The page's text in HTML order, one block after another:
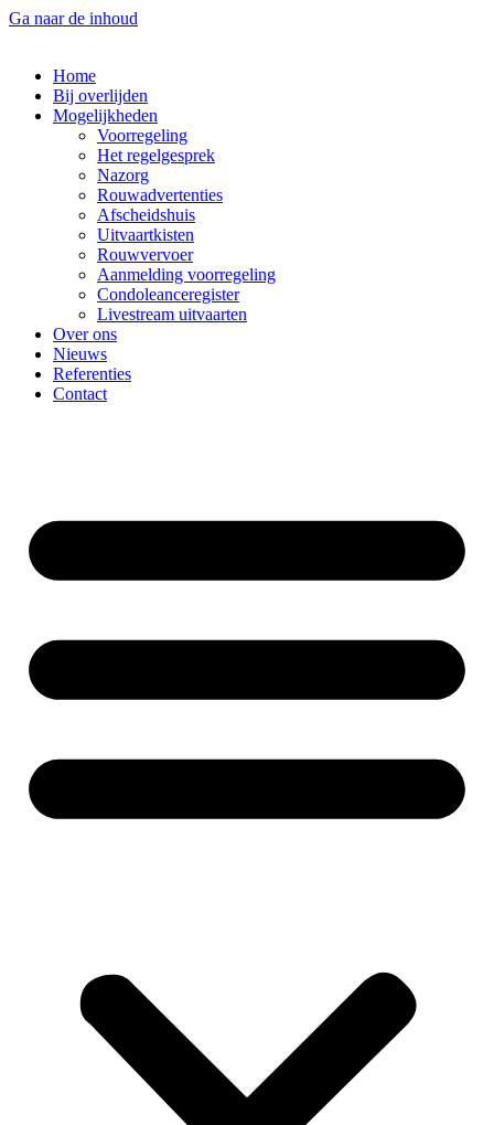
Ga naar de inhoud
Home
Bij overlijden
Mogelijkheden
Voorregeling
Het regelgesprek
Nazorg
Rouwadvertenties
Afscheidshuis
Uitvaartkisten
Rouwvervoer
Aanmelding voorregeling
Condoleanceregister
Livestream uitvaarten
Over ons
Nieuws
Referenties
Contact